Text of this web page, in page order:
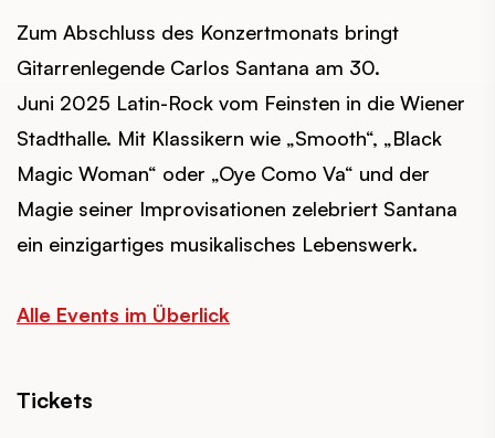
Zum Abschluss des Konzertmonats bringt
Gitarrenlegende Carlos Santana am 30.
Juni 2025 Latin-Rock vom Feinsten in die Wiener
Stadthalle. Mit Klassikern wie „Smooth“, „Black
Magic Woman“ oder „Oye Como Va“ und der
Magie seiner Improvisationen zelebriert Santana
ein einzigartiges musikalisches Lebenswerk.
Alle Events im Überlick
Tickets